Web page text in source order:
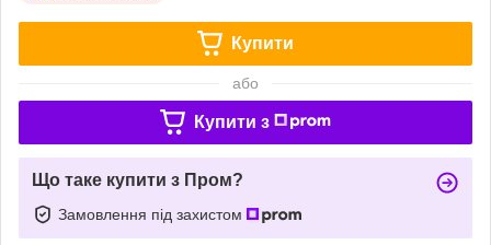
Купити
або
Купити з
Що таке купити з Пром?
Замовлення під захистом